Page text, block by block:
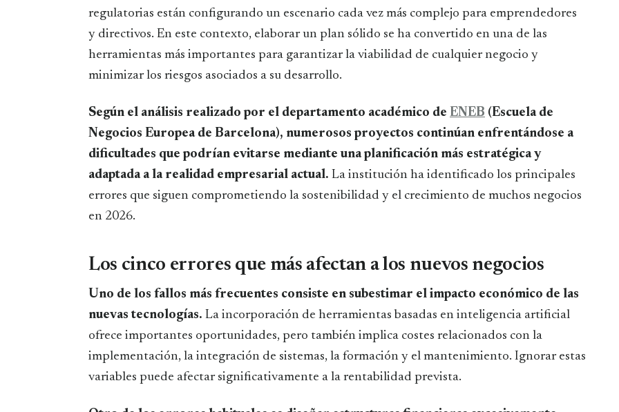
regulatorias están configurando un escenario cada vez más complejo para emprendedores
y directivos. En este contexto, elaborar un plan sólido se ha convertido en una de las
herramientas más importantes para garantizar la viabilidad de cualquier negocio y
minimizar los riesgos asociados a su desarrollo.
Según el análisis realizado por el departamento académico de ENEB (Escuela de
Negocios Europea de Barcelona), numerosos proyectos continúan enfrentándose a
dificultades que podrían evitarse mediante una planificación más estratégica y
adaptada a la realidad empresarial actual. La institución ha identificado los principales
errores que siguen comprometiendo la sostenibilidad y el crecimiento de muchos negocios
en 2026.
Los cinco errores que más afectan a los nuevos negocios
Uno de los fallos más frecuentes consiste en subestimar el impacto económico de las
nuevas tecnologías. La incorporación de herramientas basadas en inteligencia artificial
ofrece importantes oportunidades, pero también implica costes relacionados con la
implementación, la integración de sistemas, la formación y el mantenimiento. Ignorar estas
variables puede afectar significativamente a la rentabilidad prevista.